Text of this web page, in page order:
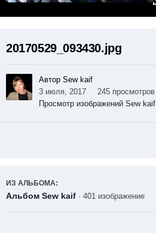
20170529_093430.jpg
Автор Sew kaif
3 июля, 2017
245 просмотров
Просмотр изображений Sew kaif
ИЗ АЛЬБОМА:
Альбом Sew kaif · 401 изображение